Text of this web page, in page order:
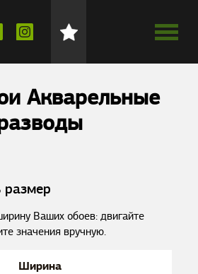
Акварельные
Ваших обоев: двигайте
значения вручную.
Ширина